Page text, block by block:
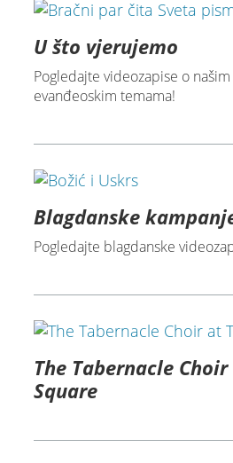
U što vjerujemo
Pogledajte videozapise o
evanđeoskim temama!
Blagdanske
Pogledajte blagdanske
The Tabernacle
Square